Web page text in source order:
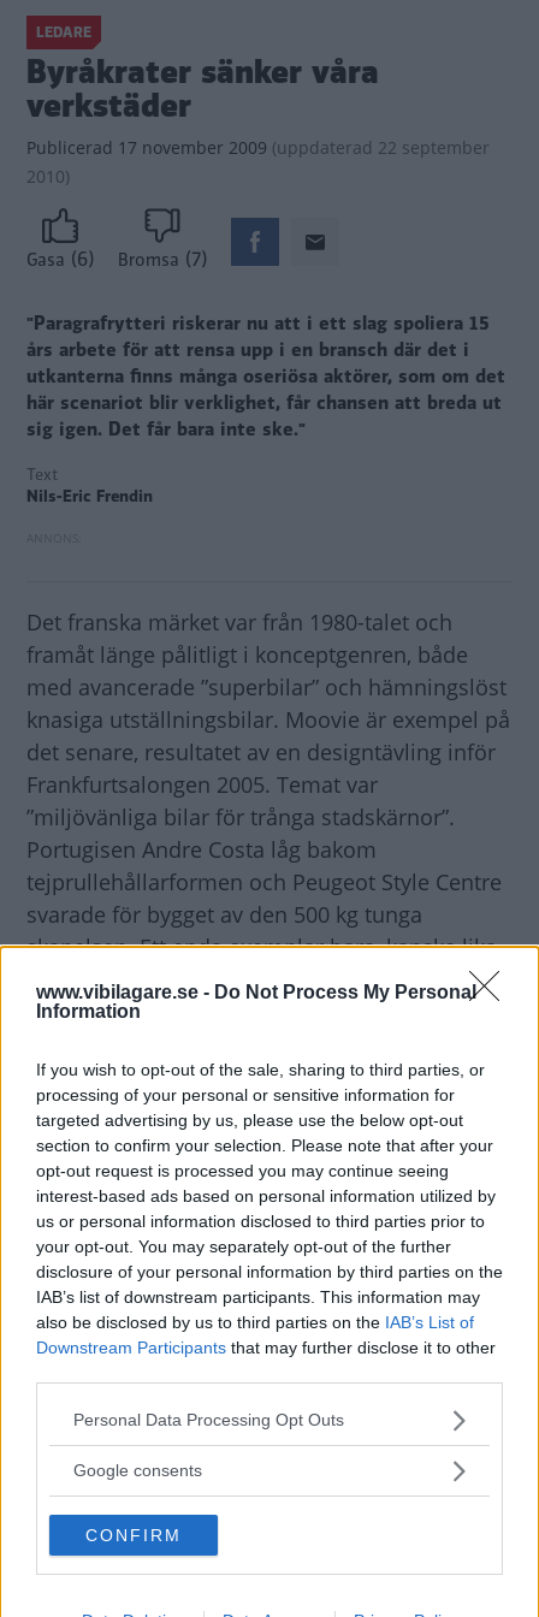
www.vibilagare.se - Do Not Process My Personal
Information
If you wish to opt-out of the sale, sharing to third parties, or
processing of your personal or sensitive information for
targeted advertising by us, please use the below opt-out
section to confirm your selection. Please note that after your
opt-out request is processed you may continue seeing
interest-based ads based on personal information utilized by
us or personal information disclosed to third parties prior to
your opt-out. You may separately opt-out of the further
disclosure of your personal information by third parties on the
IAB’s list of downstream participants. This information may
also be disclosed by us to third parties on the IAB’s List of
Downstream Participants that may further disclose it to other
Please note that this website/app uses one or more Google
not limited to your visit or usage behaviour. You may click to
use your data for below specified purposes in below Google
consent section.
Personal Data Processing Opt Outs
Google consents
CONFIRM
LEDARE
Byråkrater sänker våra
verkstäder
Publicerad 17 november 2009 (uppdaterad 22 september
2010)
Gasa (6) Bromsa (7)
"Paragrafrytteri riskerar nu att i ett slag spoliera 15
års arbete för att rensa upp i en bransch där det i
utkanterna finns många oseriösa aktörer, som om det
här scenariot blir verklighet, får chansen att breda ut
sig igen. Det får bara inte ske."
Text
Nils-Eric Frendin
Det franska märket var från 1980-talet och
framåt länge pålitligt i konceptgenren, både
med avancerade ”superbilar” och hämningslöst
knasiga utställningsbilar. Moovie är exempel på
det senare, resultatet av en designtävling inför
Frankfurtsalongen 2005. Temat var
”miljövänliga bilar för trånga stadskärnor”.
Portugisen Andre Costa låg bakom
tejprullehållarformen och Peugeot Style Centre
svarade för bygget av den 500 kg tunga
skapelsen. Ett enda exemplar bara, kanske lika
bra det?
MISSA INTE KOMMANDE ARTIKLAR OM
LEDARE
Få vårt nyhetsbrev utan kostnad
Genom att anmäla dig godkänner du OK-förlagets
personuppgiftspolicy.
ÄMNEN I ARTIKELN
Ledare
KOMMENTARER